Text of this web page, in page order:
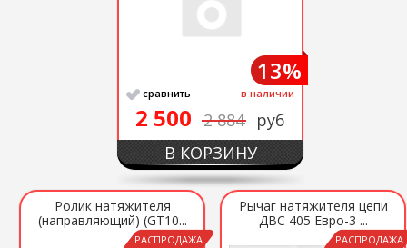
сравнить в наличии
2 500 2 884 руб
13%
В КОРЗИНУ
РАСПРОДАЖА
Ролик натяжителя
(направляющий) (GT10...
РАСПРОДАЖА
Рычаг натяжителя цепи
ДВС 405 Евро-3 ...